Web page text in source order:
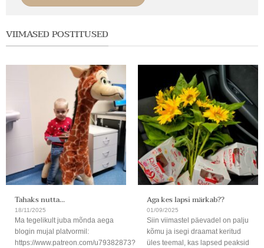
VIIMASED POSTITUSED
Tahaks nutta…
18/11/2025
Ma tegelikult juba mõnda aega
blogin mujal platvormil:
https://www.patreon.com/u79382873?
Aga kes lapsi märkab??
01/09/2025
Siin viimastel päevadel on palju
kõmu ja isegi draamat keritud
üles teemal, kas lapsed peaksid